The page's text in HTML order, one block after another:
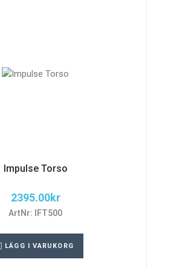
Impulse Torso
2395.00kr
ArtNr: IFT500
LÄGG I VARUKORG